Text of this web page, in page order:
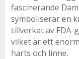
fascinerande
symboliserar en
tillverkat av FDA-
vilket är ett
harts och linne.